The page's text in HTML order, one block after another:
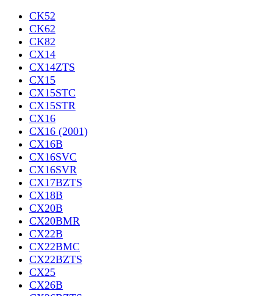
CK52
CK62
CK82
CX14
CX14ZTS
CX15
CX15STC
CX15STR
CX16
CX16 (2001)
CX16B
CX16SVC
CX16SVR
CX17BZTS
CX18B
CX20B
CX20BMR
CX22B
CX22BMC
CX22BZTS
CX25
CX26B